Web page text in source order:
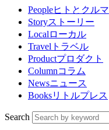
Peopleヒトとクルマ
Storyストーリー
Localローカル
Travel トラベル
Productプロダクト
Columnコラム
Newsニュース
Booksリトルプレス
Search